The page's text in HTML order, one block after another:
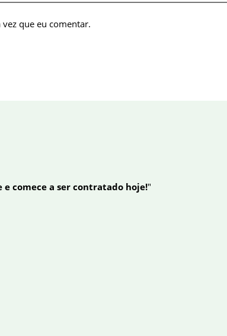
que eu comentar.
comece a ser contratado hoje!"